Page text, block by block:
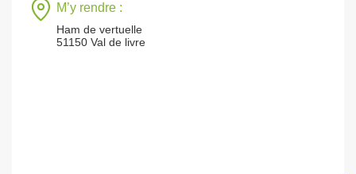
M’y rendre :
Ham de vertuelle
51150 Val de livre